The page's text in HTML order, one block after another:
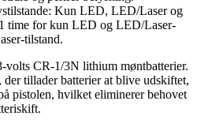
Kun LED, LED/Laser og
time for kun LED og LED/Laser-
tilstand.
volts CR-1/3N lithium møntbatterier.
der tillader batterier at blive udskiftet,
pistolen, hvilket eliminerer behovet